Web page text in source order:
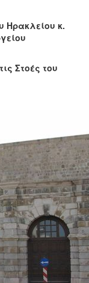
Ηρακλείου κ.
Στοές του